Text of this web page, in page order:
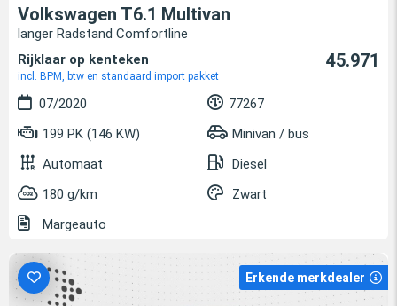
Volkswagen T6.1 Multivan
langer Radstand Comfortline
Rijklaar op kenteken
incl. BPM, btw en standaard import pakket
45.971
07/2020
77267
199 PK (146 KW)
Minivan / bus
Automaat
Diesel
180 g/km
Zwart
Margeauto
Erkende merkdealer